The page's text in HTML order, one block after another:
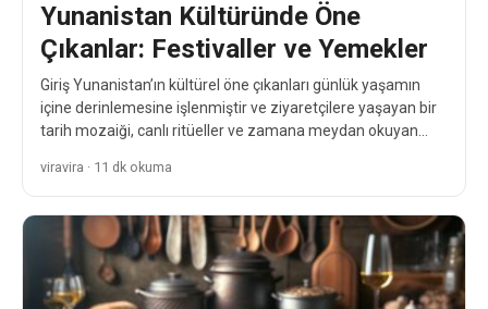
Yunanistan Kültüründe Öne
Çıkanlar: Festivaller ve Yemekler
Giriş Yunanistan’ın kültürel öne çıkanları günlük yaşamın
içine derinlemesine işlenmiştir ve ziyaretçilere yaşayan bir
tarih mozaiği, canlı ritüeller ve zamana meydan okuyan
viravira · 11 dk okuma